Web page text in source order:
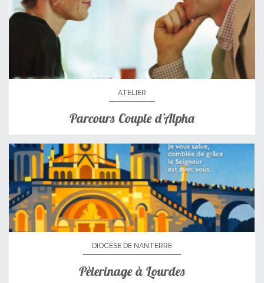
ATELIER
Parcours Couple d’Alpha
DIOCÈSE DE NANTERRE
Pèlerinage à Lourdes